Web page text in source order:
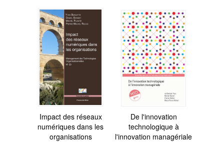
Impact des réseaux
numériques dans les
organisations
De l'innovation
technologique à
l'innovation managériale